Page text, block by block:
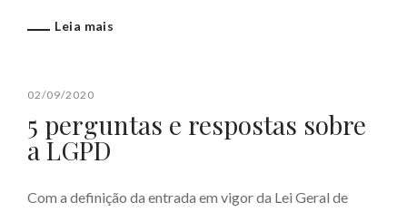
Leia mais
02/09/2020
5 perguntas e respostas sobre
a LGPD
Com a definição da entrada em vigor da Lei Geral de